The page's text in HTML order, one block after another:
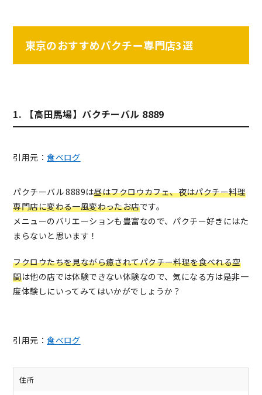
東京のおすすめパクチー専門店3選
1. 【高田馬場】パクチーバル 8889
引用元：食べログ
パクチーバル 8889は昼はフクロウカフェ、夜はパクチー料理
専門店に変わる一風変わったお店です。
メニューのバリエーションも豊富なので、パクチー好きにはた
まらないと思います！
フクロウたちを見ながら癒されてパクチー料理を食べれる空
間は他の店では体験できない体験なので、気になる方は是非一
度体験しにいってみてはいかがでしょうか？
引用元：食べログ
住所